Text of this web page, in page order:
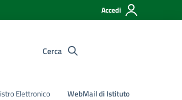
Accedi
Cerca
Elettronico WebMail di Istituto